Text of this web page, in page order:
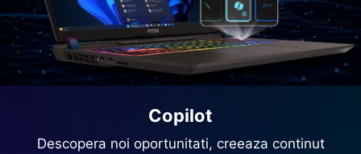
Copilot
Descopera noi oportunitati, creeaza continut